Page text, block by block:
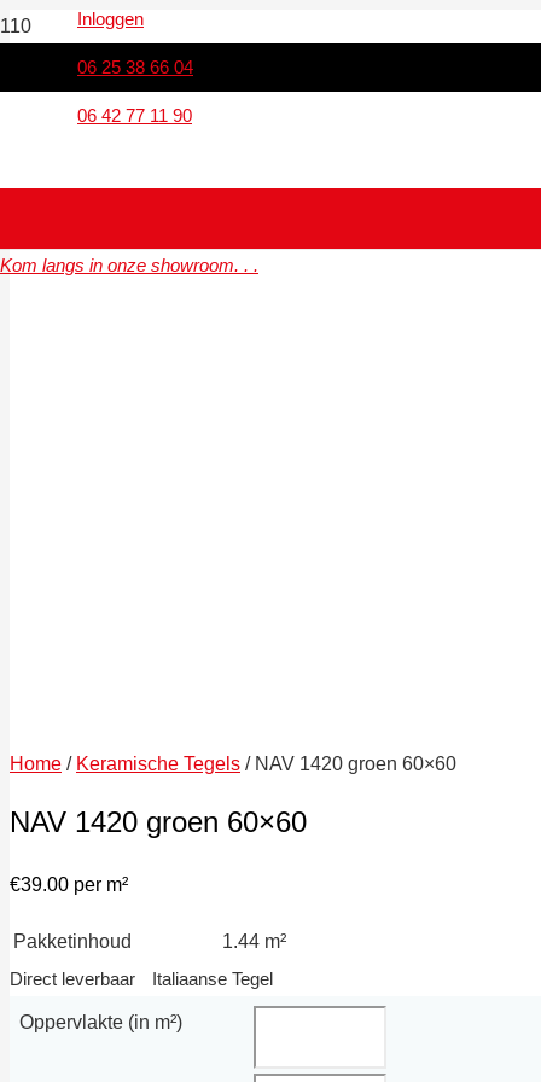
Inloggen
06 25 38 66 04
06 42 77 11 90
Kom langs in onze showroom. . .
Home/Keramische Tegels/ NAV 1420 groen 60×60
NAV 1420 groen 60×60
€39.00per m²
Pakketinhoud 1.44 m²
Direct leverbaar Italiaanse Tegel
Oppervlakte (in m²)